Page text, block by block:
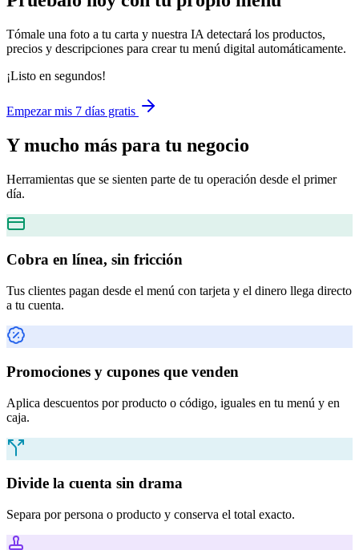
Tómale una foto a tu carta y nuestra IA detectará los productos,
precios y descripciones para crear tu menú digital automáticamente.
¡Listo en segundos!
Empezar mis 7 días gratis
Y mucho más para tu negocio
Herramientas que se sienten parte de tu operación desde el primer
día.
Cobra en línea, sin fricción
Tus clientes pagan desde el menú con tarjeta y el dinero llega directo
a tu cuenta.
Promociones y cupones que venden
Aplica descuentos por producto o código, iguales en tu menú y en
caja.
Divide la cuenta sin drama
Separa por persona o producto y conserva el total exacto.